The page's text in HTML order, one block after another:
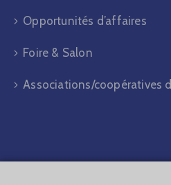
Opportunités d’affaires
Foire & Salon
Associations/coopératives